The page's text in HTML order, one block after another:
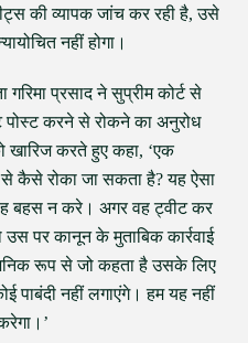
की व्यापक जांच कर रही है, उसे
नहीं होगा।
गरिमा प्रसाद ने सुप्रीम कोर्ट से
पोस्ट करने से रोकने का अनुरोध
करते हुए कहा, ‘एक
कैसे रोका जा सकता है? यह ऐसा
बहस न करे। अगर वह ट्वीट कर
पर कानून के मुताबिक कार्रवाई
रूप से जो कहता है उसके लिए
पाबंदी नहीं लगाएंगे। हम यह नहीं